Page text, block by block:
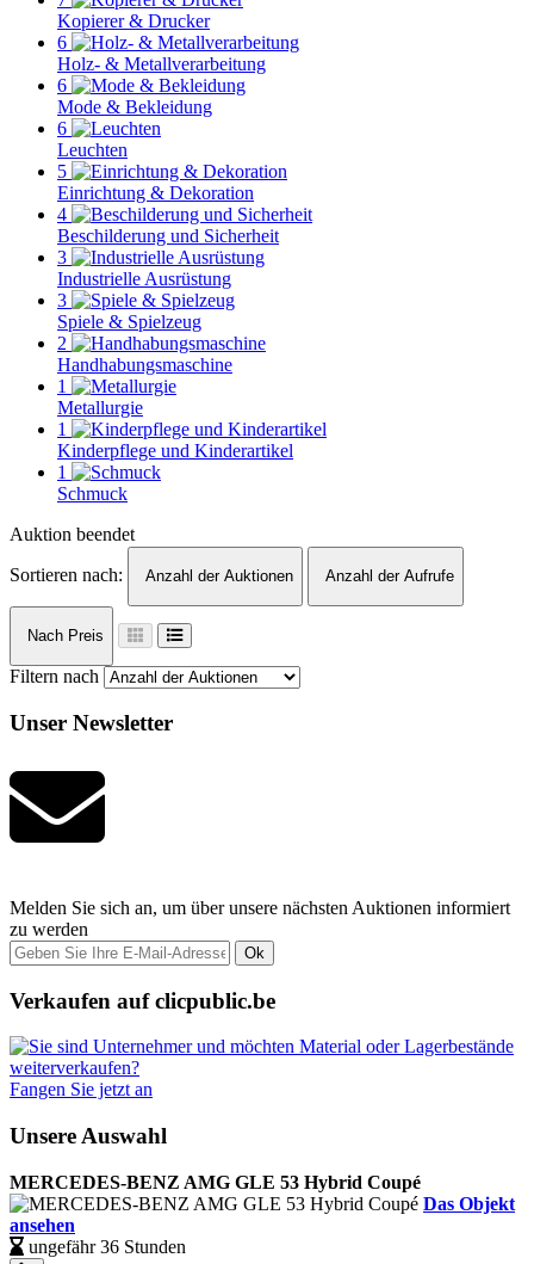
Kopierer & Drucker
6
Holz- & Metallverarbeitung
6
Mode & Bekleidung
6
Leuchten
5
Einrichtung & Dekoration
4
Beschilderung und Sicherheit
3
Industrielle Ausrüstung
3
Spiele & Spielzeug
2
Handhabungsmaschine
1
Metallurgie
1
Kinderpflege und Kinderartikel
1
Schmuck
Auktion beendet
Sortieren nach:
Anzahl der Auktionen Anzahl der Aufrufe
Nach Preis
Filtern nach
Unser Newsletter
Melden Sie sich an, um über unsere nächsten Auktionen informiert
zu werden
Ok
Verkaufen auf clicpublic.be
Fangen Sie jetzt an
Unsere Auswahl
MERCEDES-BENZ AMG GLE 53 Hybrid Coupé
Das Objekt
ansehen
ungefähr 36 Stunden